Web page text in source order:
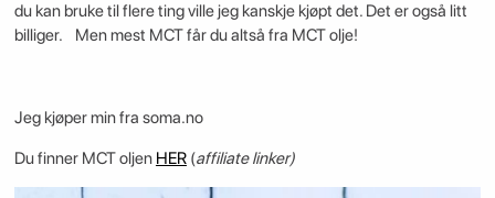
du kan bruke til flere ting ville jeg kanskje kjøpt det. Det er også litt
billiger. Men mest MCT får du altså fra MCT olje!
Jeg kjøper min fra soma.no
Du finner MCT oljen HER(affiliate linker)